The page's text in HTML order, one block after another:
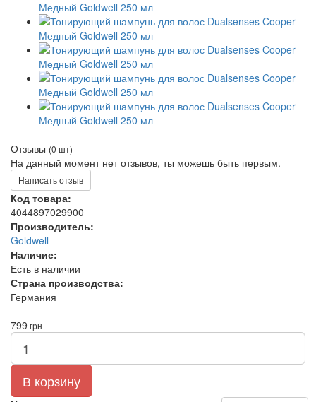
Отзывы (0 шт)
На данный момент нет отзывов, ты можешь быть первым.
Написать отзыв
Код товара:
4044897029900
Производитель:
Goldwell
Наличие:
Есть в наличии
Страна производства:
Германия
799 грн
В корзину